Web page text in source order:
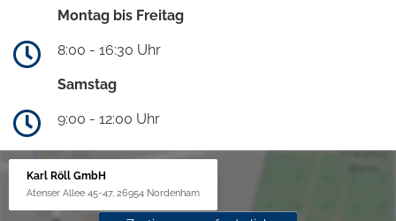
Montag bis Freitag
8:00 - 16:30 Uhr
Samstag
9:00 - 12:00 Uhr
Karl Röll GmbH
Atenser Allee 45-47, 26954 Nordenham